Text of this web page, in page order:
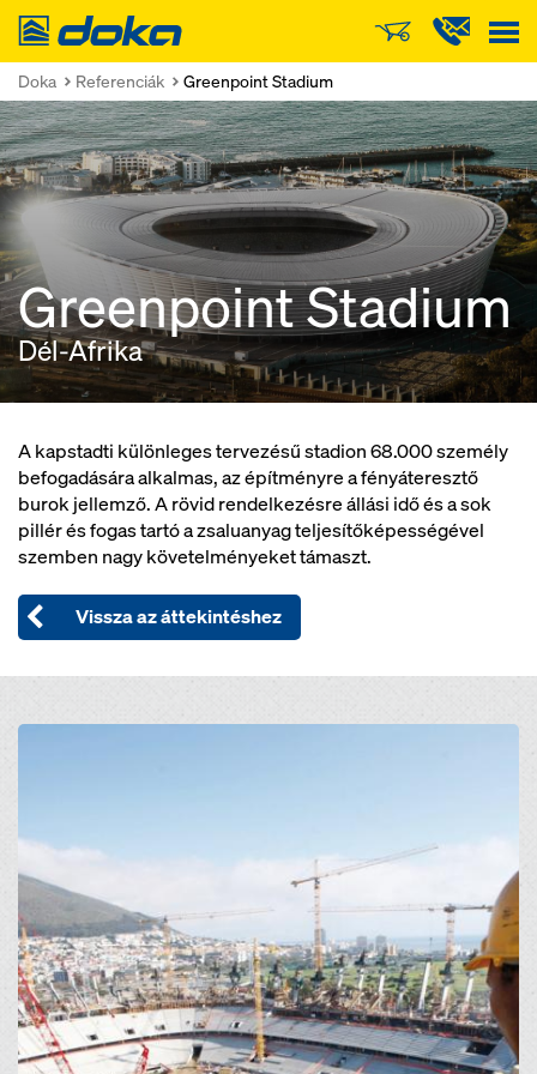
Doka
Doka Referenciák Greenpoint Stadium
Greenpoint Stadium
Dél-Afrika
A kapstadti különleges tervezésű stadion 68.000 személy
befogadására alkalmas, az építményre a fényáteresztő
burok jellemző. A rövid rendelkezésre állási idő és a sok
pillér és fogas tartó a zsaluanyag teljesítőképességével
szemben nagy követelményeket támaszt.
Vissza az áttekintéshez
Open